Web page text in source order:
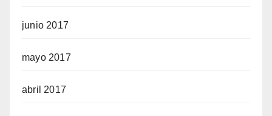
junio 2017
mayo 2017
abril 2017